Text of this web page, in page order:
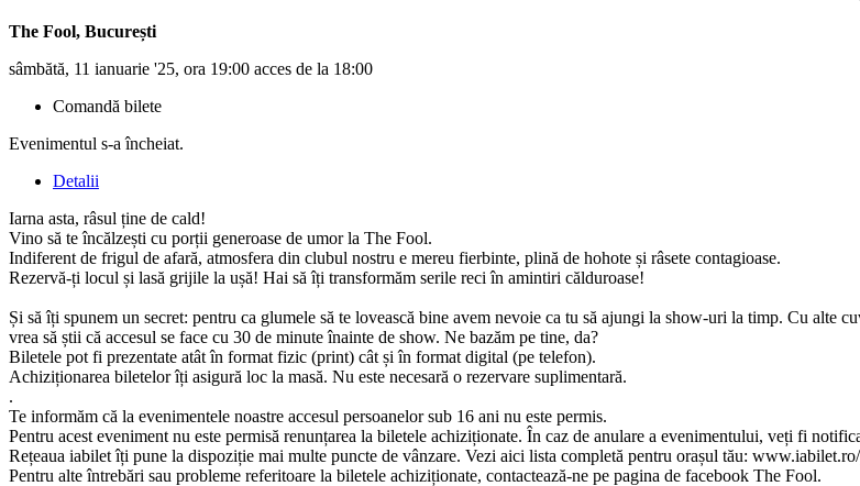
The Fool, București
sâmbătă, 11 ianuarie '25, ora 19:00 acces de la 18:00
Comandă bilete
Evenimentul s-a încheiat.
Detalii
Iarna asta, râsul ține de cald!
Vino să te încălzești cu porții generoase de umor la The Fool.
Indiferent de frigul de afară, atmosfera din clubul nostru e mereu fierbinte, plină de hohote și râsete contagioase.
Rezervă-ți locul și lasă grijile la ușă! Hai să îți transformăm serile reci în amintiri călduroase!
Și să îți spunem un secret: pentru ca glumele să te lovească bine avem nevoie ca tu să ajungi la show-uri la timp. Cu alte
vrea să știi că accesul se face cu 30 de minute înainte de show. Ne bazăm pe tine, da?
Biletele pot fi prezentate atât în format fizic (print) cât și în format digital (pe telefon).
Achiziționarea biletelor îți asigură loc la masă. Nu este necesară o rezervare suplimentară.
.
Te informăm că la evenimentele noastre accesul persoanelor sub 16 ani nu este permis.
Pentru acest eveniment nu este permisă renunțarea la biletele achiziționate. În caz de anulare a evenimentului, veți fi
Rețeaua iabilet îți pune la dispoziție mai multe puncte de vânzare. Vezi aici lista completă pentru orașul tău:
Pentru alte întrebări sau probleme referitoare la biletele achiziționate, contactează-ne pe pagina de facebook The Fool.